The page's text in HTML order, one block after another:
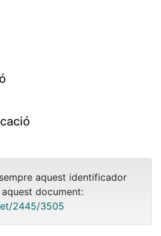
aquest identificador
document:
2445/3505